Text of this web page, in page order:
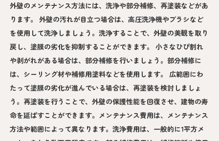
外壁のメンテナンス方法には、洗浄や部分補修、再塗装などがあ
ります。 外壁の汚れが目立つ場合は、高圧洗浄機やブラシなど
を使用して洗浄しましょう。洗浄することで、外壁の美観を取り
戻し、塗膜の劣化を抑制することができます。 小さなひび割れ
や剥がれがある場合は、部分補修を行いましょう。部分補修に
は、シーリング材や補修用塗料などを使用します。 広範囲にわ
たって塗膜の劣化が進んでいる場合は、再塗装を検討しましょ
う。再塗装を行うことで、外壁の保護性能を回復させ、建物の寿
命を延ばすことができます。メンテナンス費用は、メンテナンス
方法や範囲によって異なります。洗浄費用は、一般的に1平方メ